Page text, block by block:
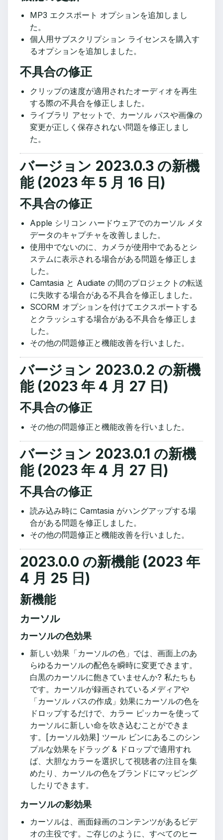
MP3 エクスポート オプションを追加しまし
た。
個人用サブスクリプション ライセンスを購入す
るオプションを追加しました。
不具合の修正
クリップの速度が適用されたオーディオを再生
する際の不具合を修正しました。
ライブラリ アセットで、カーソル パスや画像の
変更が正しく保存されない問題を修正しまし
た。
バージョン 2023.0.3 の新機
能 (2023 年 5 月 16 日)
不具合の修正
Apple シリコン ハードウェアでのカーソル メタ
データのキャプチャを改善しました。
使用中でないのに、カメラが使用中であるとシ
ステムに表示される場合がある問題を修正しま
した。
Camtasia と Audiate の間のプロジェクトの転送
に失敗する場合がある不具合を修正しました。
SCORM オプションを付けてエクスポートする
とクラッシュする場合がある不具合を修正しま
した。
その他の問題修正と機能改善を行いました。
バージョン 2023.0.2 の新機
能 (2023 年 4 月 27 日)
不具合の修正
その他の問題修正と機能改善を行いました。
バージョン 2023.0.1 の新機
能 (2023 年 4 月 27 日)
不具合の修正
読み込み時に Camtasia がハングアップする場
合がある問題を修正しました。
その他の問題修正と機能改善を行いました。
2023.0.0 の新機能 (2023 年
4 月 25 日)
新機能
カーソル
カーソルの色効果
新しい効果「カーソルの色」では、画面上のあ
らゆるカーソルの配色を瞬時に変更できます。
白黒のカーソルに飽きていませんか? 私たちも
です。カーソルが録画されているメディアや
「カーソル パスの作成」効果にカーソルの色を
ドロップするだけで、カラー ピッカーを使って
カーソルに新しい命を吹き込むことができま
す。[カーソル効果] ツール ビンにあるこのシン
プルな効果をドラッグ & ドロップで適用すれ
ば、大胆なカラーを選択して視聴者の注目を集
めたり、カーソルの色をブランドにマッピング
したりできます。
カーソルの影効果
カーソルは、画面録画のコンテンツがあるビデ
オの主役です。ご存じのように、すべてのヒー